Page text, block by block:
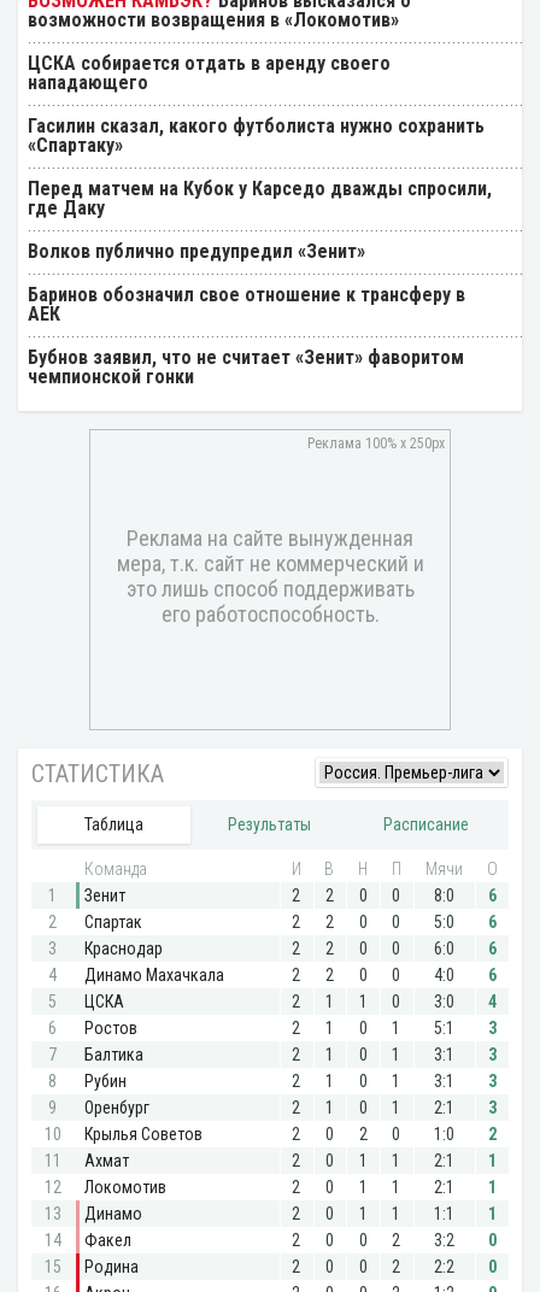
возможности возвращения в «Локомотив»
ЦСКА собирается отдать в аренду своего
нападающего
Гасилин сказал, какого футболиста нужно сохранить
«Спартаку»
Перед матчем на Кубок у Карседо дважды спросили,
где Даку
Волков публично предупредил «Зенит»
Баринов обозначил свое отношение к трансферу в
АЕК
Бубнов заявил, что не считает «Зенит» фаворитом
чемпионской гонки